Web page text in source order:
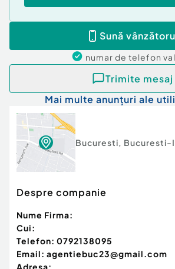
Sună
numar de telefon
Trimite mesaj
Mai multe anunțuri ale
Bucuresti, Bucuresti-
Despre companie
Nume Firma:
Cui:
Telefon: 0792138095
Email: agentiebuc23@gmail.com
Adresa: